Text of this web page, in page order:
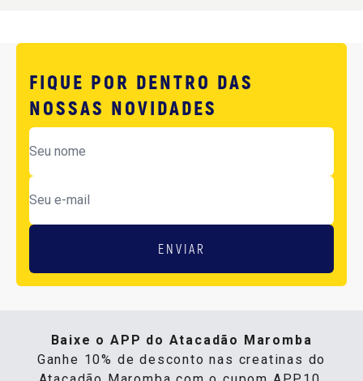
FIQUE POR DENTRO DAS
NOSSAS NOVIDADES
ENVIAR
Baixe o APP do Atacadão Maromba
Ganhe 10% de desconto nas creatinas do